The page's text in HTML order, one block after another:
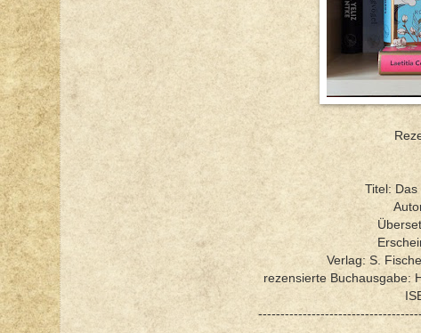
Titel:
Verlag: S.
rezensierte Buchausgabe: